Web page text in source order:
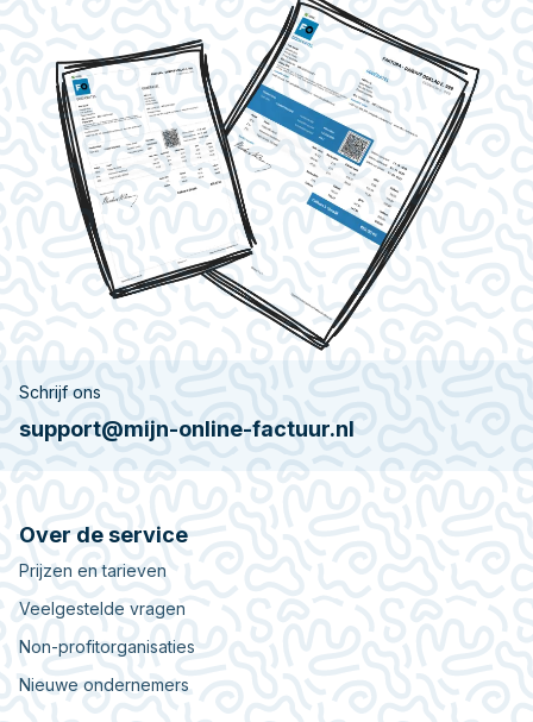
Schrijf ons
support@mijn-online-factuur.nl
Over de service
Prijzen en tarieven
Veelgestelde vragen
Non-profitorganisaties
Nieuwe ondernemers